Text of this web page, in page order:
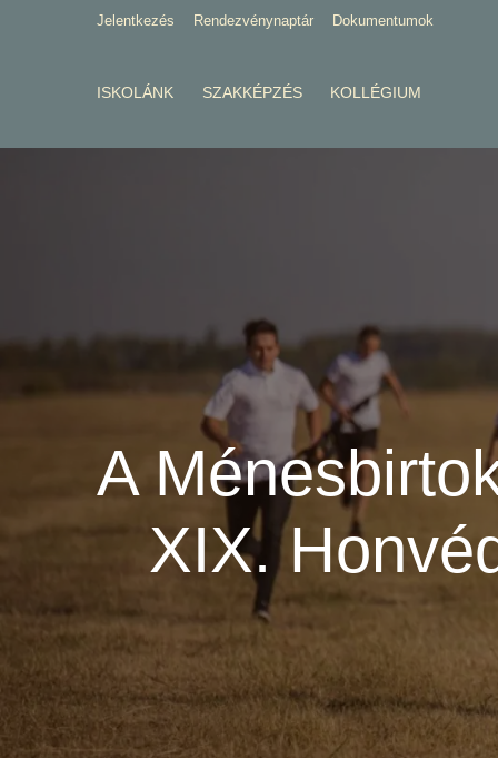
Jelentkezés Rendezvénynaptár Dokumentumok
ISKOLÁNK SZAKKÉPZÉS KOLLÉGIUM
A
XIX.